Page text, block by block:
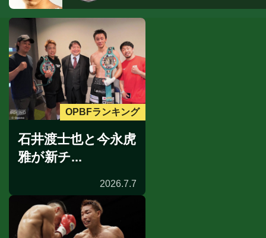
OPBFランキング
石井渡士也と今永虎
雅が新チ...
2026.7.7